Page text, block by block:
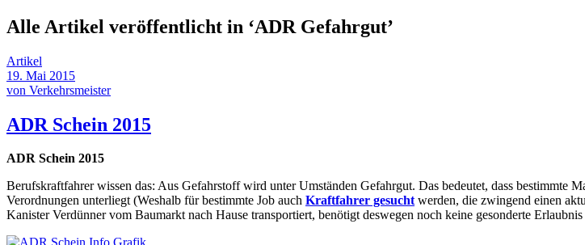
Alle Artikel veröffentlicht in ‘ADR Gefahrgut’
Artikel
19. Mai 2015
von Verkehrsmeister
ADR Schein 2015
ADR Schein 2015
Berufskraftfahrer wissen das: Aus Gefahrstoff wird unter Umständen Gefahrgut. Das bedeutet, dass bestimmte
Verordnungen unterliegt (Weshalb für bestimmte Job auch Kraftfahrer gesuchtwerden, die zwingend einen
Kanister Verdünner vom Baumarkt nach Hause transportiert, benötigt deswegen noch keine gesonderte